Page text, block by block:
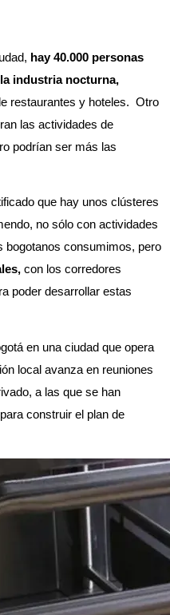
hay 40.000 personas
restaurantes y hoteles.  Otro
las actividades de
podrían ser más las
que hay unos clústeres
no sólo con actividades
bogotanos consumimos, pero
con los corredores
poder desarrollar estas
en una ciudad que opera
local avanza en reuniones
a las que se han
construir el plan de